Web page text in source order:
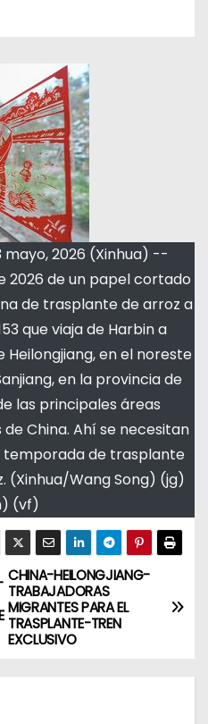
mayo, 2026 (Xinhua) --
2026 de un papel cortado
de trasplante de arroz a
que viaja de Harbin a
Heilongjiang, en el noreste
en la provincia de
las principales áreas
China. Ahí se necesitan
de trasplante
(Xinhua/Wang Song) (jg)
(vf)
CHINA-HEILONGJIANG-
TRABAJADORAS
MIGRANTES PARA EL
TRASPLANTE-TREN
EXCLUSIVO